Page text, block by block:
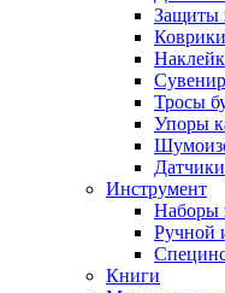
Защиты
Коврики
Тросы
Упоры
Инструмент
Наборы
Ручной
Книги